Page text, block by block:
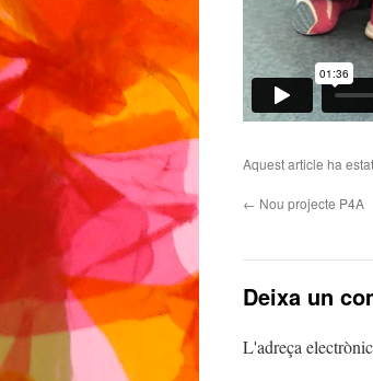
Aquest article ha
← Nou projecte P4A
Deixa un
L'adreça